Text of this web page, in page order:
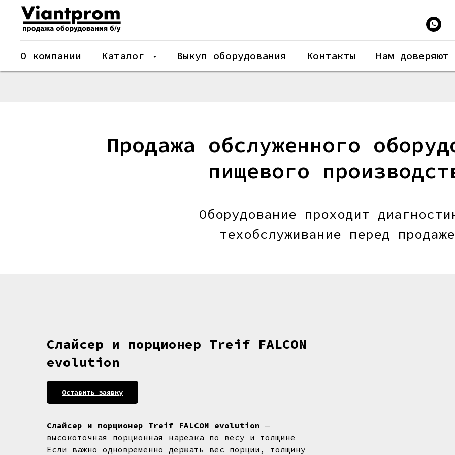
О компании Каталог Выкуп оборудования Контакты Нам доверяют
Продажа обслуженного
пищевого
Оборудование проходит
техобслуживание перед
Слайсер и порционер Treif FALCON
evolution
Оставить заявку
Слайсер и порционер Treif FALCON evolution —
высокоточная порционная нарезка по весу и толщине
Если важно одновременно держать вес порции, толщину